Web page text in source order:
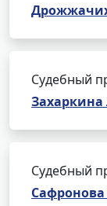
Судебный
Судебный